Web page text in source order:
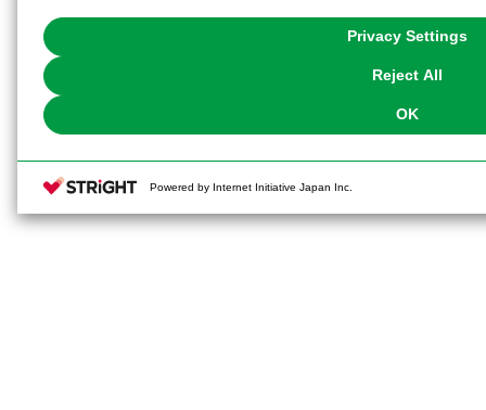
You can change your consent or rejection settings at any time via
Privacy Settings
Reject All
OK
Powered by Internet Initiative Japan Inc.